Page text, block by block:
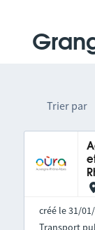
Trier par
créé le 31/
Transport